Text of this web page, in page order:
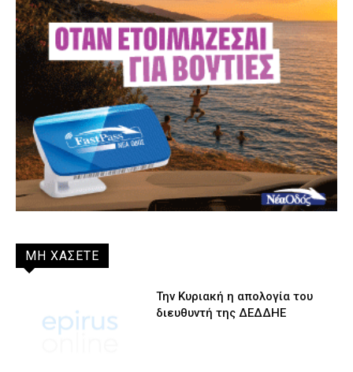
ΜΗ ΧΑΣΕΤΕ
Την Κυριακή η απολογία του
διευθυντή της ΔΕΔΔΗΕ